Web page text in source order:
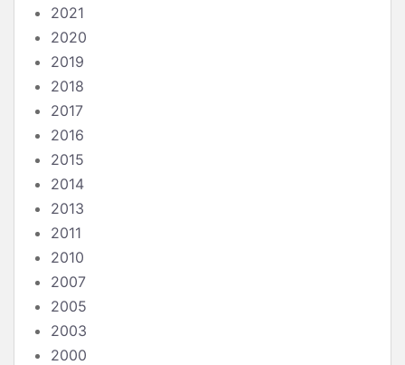
2021
2020
2019
2018
2017
2016
2015
2014
2013
2011
2010
2007
2005
2003
2000